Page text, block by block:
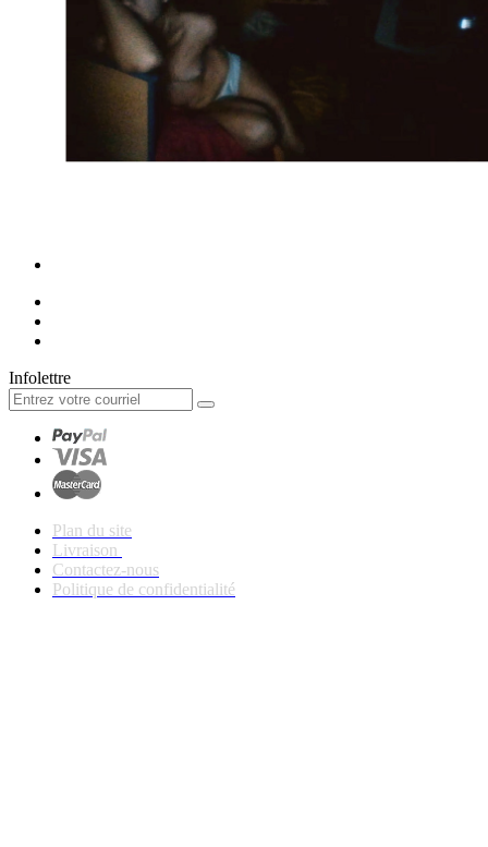
Infolettre
Plan du site
Livraison
Contactez-nous
Politique de confidentialité